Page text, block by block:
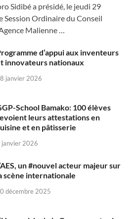
Sidibé a présidé, le jeudi 29
Session Ordinaire du Conseil
Malienne …
d’appui aux inventeurs
innovateurs nationaux
janvier 2026
School Bamako: 100 élèves
leurs attestations en
et en pâtisserie
janvier 2026
un #nouvel acteur majeur sur
scène internationale
décembre 2025